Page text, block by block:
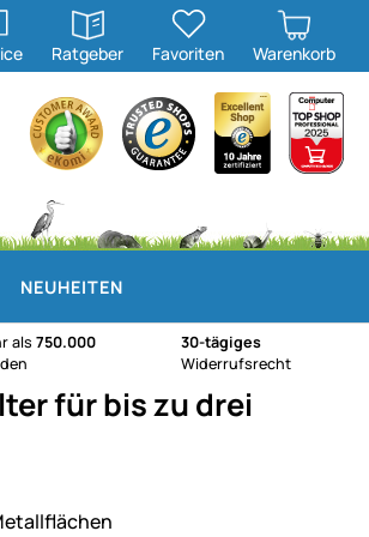
Ratgeber
öffnen
Favoriten Warenkorb
NEUHEITEN
als 750.000
30-tägiges
Widerrufsrecht
für bis zu drei